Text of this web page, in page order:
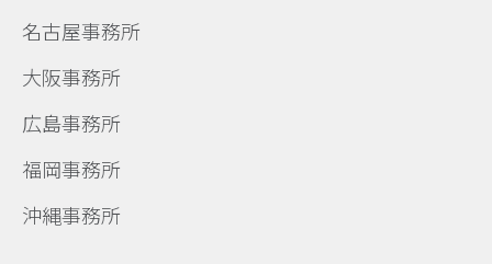
名古屋事務所
大阪事務所
広島事務所
福岡事務所
沖縄事務所